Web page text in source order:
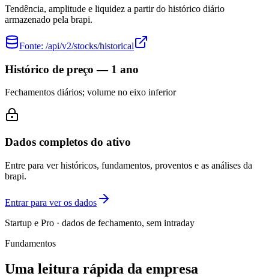
Tendência, amplitude e liquidez a partir do histórico diário
armazenado pela brapi.
Fonte: /api/v2/stocks/historical
Histórico de preço — 1 ano
Fechamentos diários; volume no eixo inferior
Dados completos do ativo
Entre para ver históricos, fundamentos, proventos e as análises da
brapi.
Entrar para ver os dados
Startup e Pro · dados de fechamento, sem intraday
Fundamentos
Uma leitura rápida da empresa